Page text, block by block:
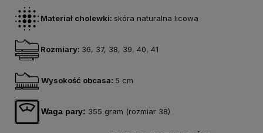
Materiał cholewki: skóra naturalna licowa
Rozmiary: 36, 37, 38, 39, 40, 41
Wysokość obcasa: 5 cm
Waga pary: 355 gram (rozmiar 38)